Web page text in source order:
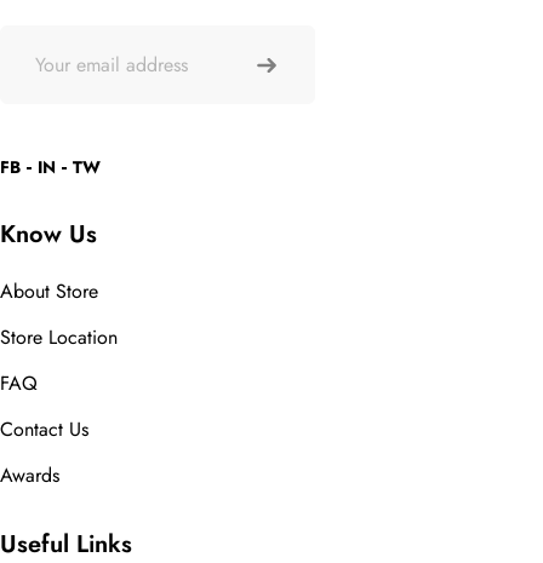
FB IN TW
Know Us
About Store
Store Location
FAQ
Contact Us
Awards
Useful Links